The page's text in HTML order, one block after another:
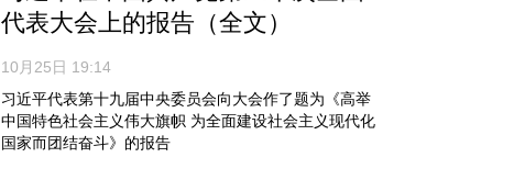
代表大会上的报告（全文）
10月25日 19:14
习近平代表第十九届中央委员会向大会作了题为《高举
中国特色社会主义伟大旗帜 为全面建设社会主义现代化
国家而团结奋斗》的报告